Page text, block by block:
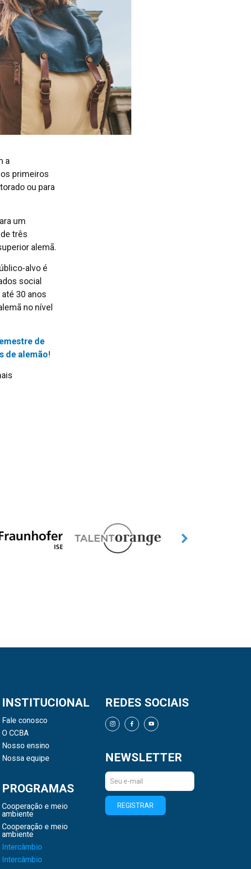
a
primeiros
ou para
um
três
alemã.
alvo é
social
30 anos
no nível
de
de alemão!
INSTITUCIONAL
Fale conosco
O CCBA
Nosso ensino
Nossa equipe
PROGRAMAS
Cooperação e meio
ambiente
Cooperação e meio
ambiente
Intercâmbio
Intercâmbio
REDES SOCIAIS
NEWSLETTER
REGISTRAR